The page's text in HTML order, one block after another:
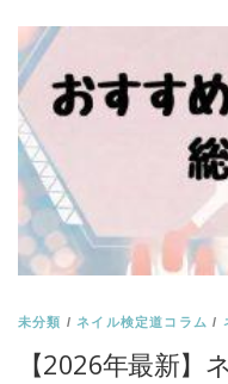
未分類 /ネイル検定道コラム /
【2026年最新】